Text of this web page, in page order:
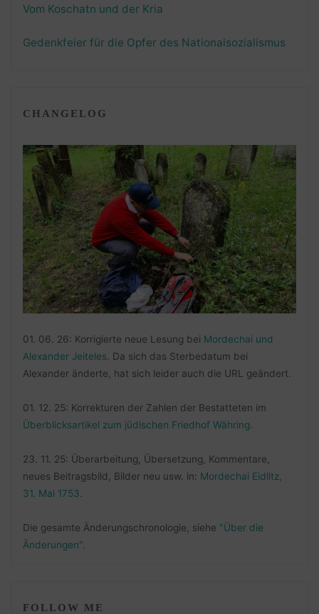
Vom Koschatn und der Kria
Gedenkfeier für die Opfer des Nationalsozialismus
CHANGELOG
01. 06. 26: Korrigierte neue Lesung bei Mordechai und
Alexander Jeiteles . Da sich das Sterbedatum bei
Alexander änderte, hat sich leider auch die URL geändert.
01. 12. 25: Korrekturen der Zahlen der Bestatteten im
Überblicksartikel zum jüdischen Friedhof Währing
23. 11. 25: Überarbeitung, Übersetzung, Kommentare,
neues Beitragsbild, Bilder neu usw. in: Mordechai Eidlitz,
31. Mai 1753
Die gesamte Änderungschronologie, siehe "Über die
Änderungen".
FOLLOW ME